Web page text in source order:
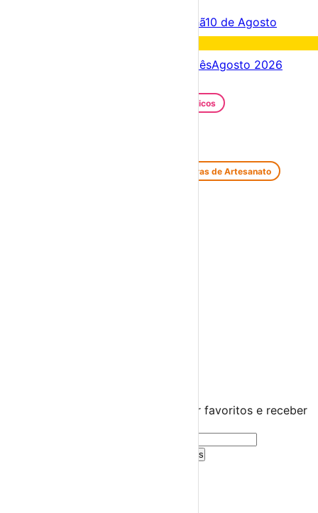
Amanhã10 de Agosto
Este mêsAgosto 2026
Festivais Gastronómicos
Feiras de Artesanato
Cria uma conta gratuita para guardar favoritos e receber
Criar Conta Grátis